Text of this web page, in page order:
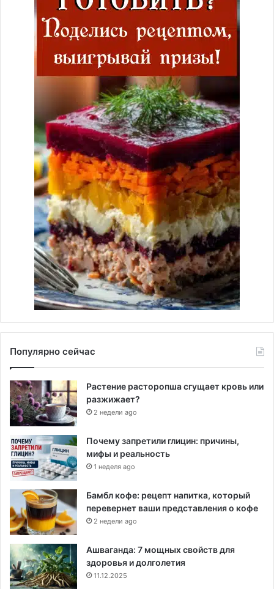
Популярно сейчас
Растение расторопша сгущает кровь или
разжижает?
2 недели ago
Почему запретили глицин: причины,
мифы и реальность
1 неделя ago
Бамбл кофе: рецепт напитка, который
перевернет ваши представления о кофе
2 недели ago
Ашваганда: 7 мощных свойств для
здоровья и долголетия
11.12.2025